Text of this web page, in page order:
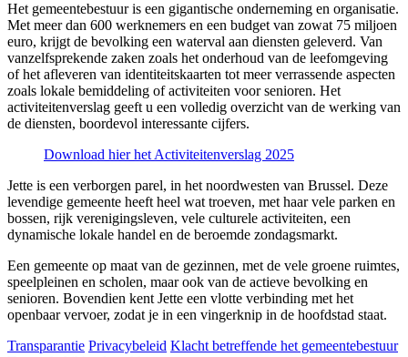
Het gemeentebestuur is een gigantische onderneming en organisatie.
Met meer dan 600 werknemers en een budget van zowat 75 miljoen
euro, krijgt de bevolking een waterval aan diensten geleverd. Van
vanzelfsprekende zaken zoals het onderhoud van de leefomgeving
of het afleveren van identiteitskaarten tot meer verrassende aspecten
zoals lokale bemiddeling of activiteiten voor senioren. Het
activiteitenverslag geeft u een volledig overzicht van de werking van
de diensten, boordevol interessante cijfers.
Download hier het Activiteitenverslag 2025
Jette is een verborgen parel, in het noordwesten van Brussel. Deze
levendige gemeente heeft heel wat troeven, met haar vele parken en
bossen, rijk verenigingsleven, vele culturele activiteiten, een
dynamische lokale handel en de beroemde zondagsmarkt.
Een gemeente op maat van de gezinnen, met de vele groene ruimtes,
speelpleinen en scholen, maar ook van de actieve bevolking en
senioren. Bovendien kent Jette een vlotte verbinding met het
openbaar vervoer, zodat je in een vingerknip in de hoofdstad staat.
Transparantie Privacybeleid Klacht betreffende het gemeentebestuur